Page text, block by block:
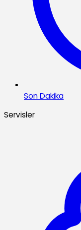
Son Dakika
Servisler